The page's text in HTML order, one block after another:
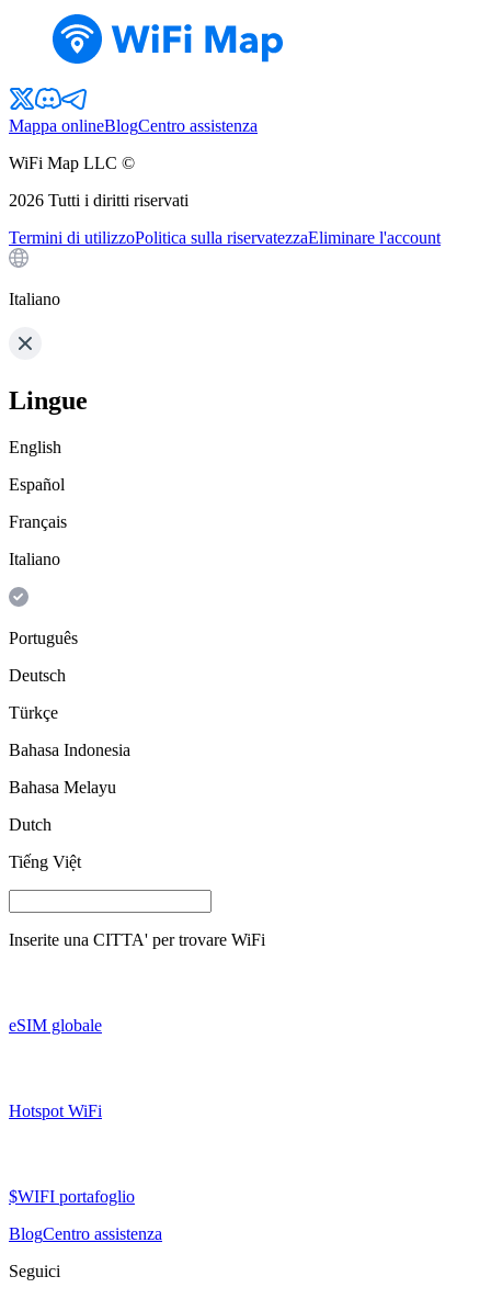
Mappa onlineBlogCentro assistenza
WiFi Map LLC ©
2026 Tutti i diritti riservati
Termini di utilizzoPolitica sulla riservatezzaEliminare l'account
Italiano
Lingue
English
Español
Français
Italiano
Português
Deutsch
Türkçe
Bahasa Indonesia
Bahasa Melayu
Dutch
Tiếng Việt
Inserite una CITTA' per trovare WiFi
eSIM globale
Hotspot WiFi
$WIFI portafoglio
BlogCentro assistenza
Seguici